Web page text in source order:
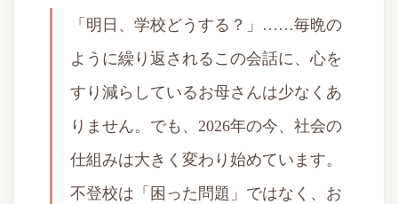
「明日、学校どうする？」……毎晩の
ように繰り返されるこの会話に、心を
すり減らしているお母さんは少なくあ
りません。でも、2026年の今、社会の
仕組みは大きく変わり始めています。
不登校は「困った問題」ではなく、お